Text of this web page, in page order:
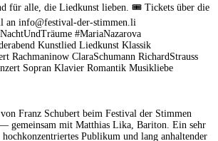
für alle, die Liedkunst lieben. 🎟 Tickets über die
an info@festival-der-stimmen.li
#MariaNazarova
Kunstlied Liedkunst Klassik
Rachmaninow ClaraSchumann RichardStrauss
Sopran Klavier Romantik Musikliebe